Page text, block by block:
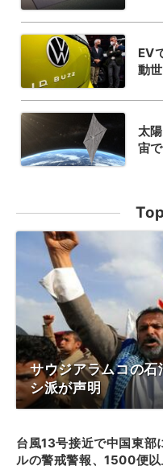
EV
動
太
宙
サウジアラムコの
シ派が声明
台風13号接近で中国東部
ルの警戒警報、1500便